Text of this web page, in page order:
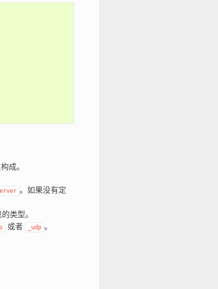
成。
。如果没有定
类型。
或者 _udp 。